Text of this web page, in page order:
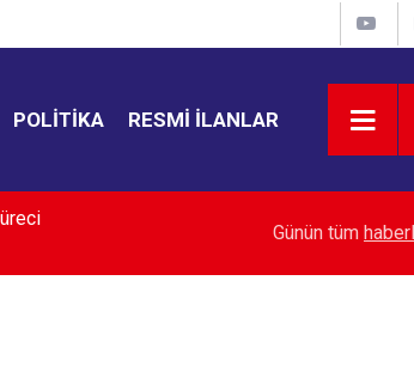
POLITIKA RESMI İLANLAR
Diyarbakırlı iki aile
Günün tüm